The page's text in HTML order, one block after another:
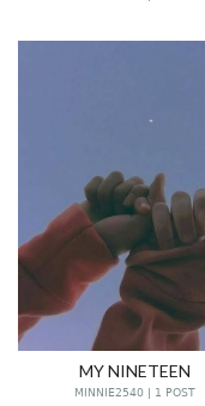
MY NINETEEN
MINNIE2540 | 1 POST